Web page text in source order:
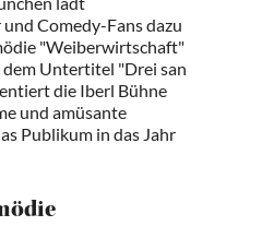
Comedy-Fans dazu
"Weiberwirtschaft"
Untertitel "Drei san
die Iberl Bühne
und amüsante
Publikum in das Jahr